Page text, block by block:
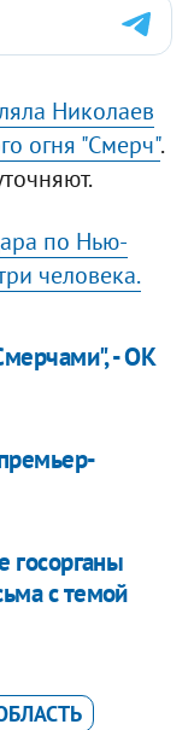
Николаев
огня "Смерч".
по Нью-
человека.
- ОК
госорганы
с темой